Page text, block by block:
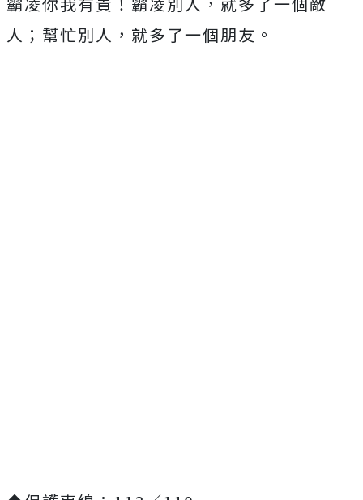
人；幫忙別人，就多了一個朋友。